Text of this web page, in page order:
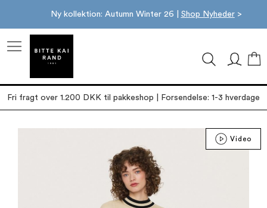
Ny kollektion: Autumn Winter 26 | Shop Nyheder>
Fri fragt over 1.200 DKK til pakkeshop | Forsendelse: 1-3 hverdage
Video